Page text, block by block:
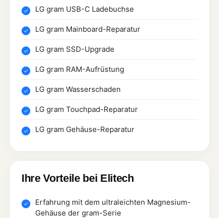
LG gram USB-C Ladebuchse
LG gram Mainboard-Reparatur
LG gram SSD-Upgrade
LG gram RAM-Aufrüstung
LG gram Wasserschaden
LG gram Touchpad-Reparatur
LG gram Gehäuse-Reparatur
Ihre Vorteile bei Elitech
Erfahrung mit dem ultraleichten Magnesium-
Gehäuse der gram-Serie